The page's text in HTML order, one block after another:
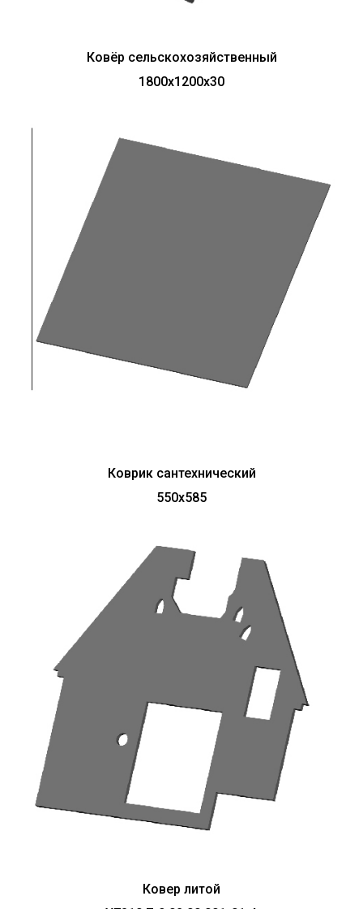
Ковёр сельскохозяйственный
1800х1200х30
Коврик сантехнический
550х585
Ковер литой